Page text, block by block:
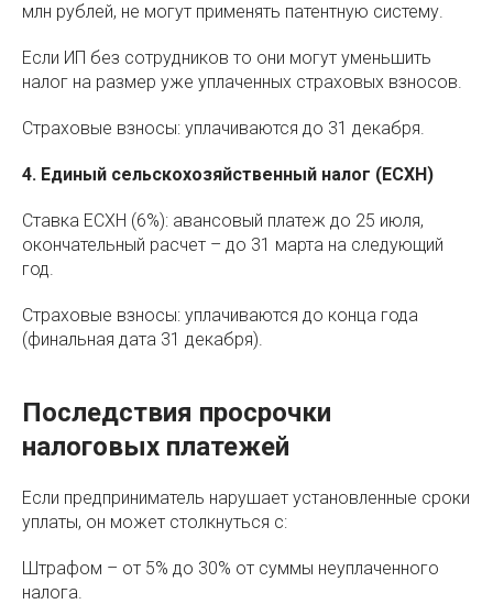
млн рублей, не могут применять патентную систему.
Если ИП без сотрудников то они могут уменьшить
налог на размер уже уплаченных страховых взносов.
Страховые взносы: уплачиваются до 31 декабря.
4. Единый сельскохозяйственный налог (ЕСХН)
Ставка ЕСХН (6%): авансовый платеж до 25 июля,
окончательный расчет – до 31 марта на следующий
год.
Страховые взносы: уплачиваются до конца года
(финальная дата 31 декабря).
Последствия просрочки
налоговых платежей
Если предприниматель нарушает установленные сроки
уплаты, он может столкнуться с:
Штрафом – от 5% до 30% от суммы неуплаченного
налога.